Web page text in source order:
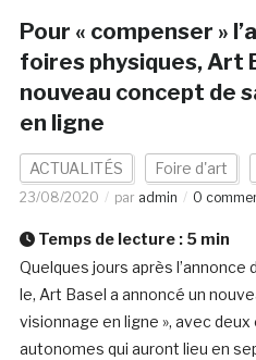
Pour « compenser »
foires physiques, Art
nouveau concept de
en ligne
ACTUALITÉS Foire d'art
23/08/2020 par admin 0
Temps de lecture : 5 min
Quelques jours après l’annonce
le, Art Basel a annoncé un
visionnage en ligne », avec
autonomes qui auront lieu en